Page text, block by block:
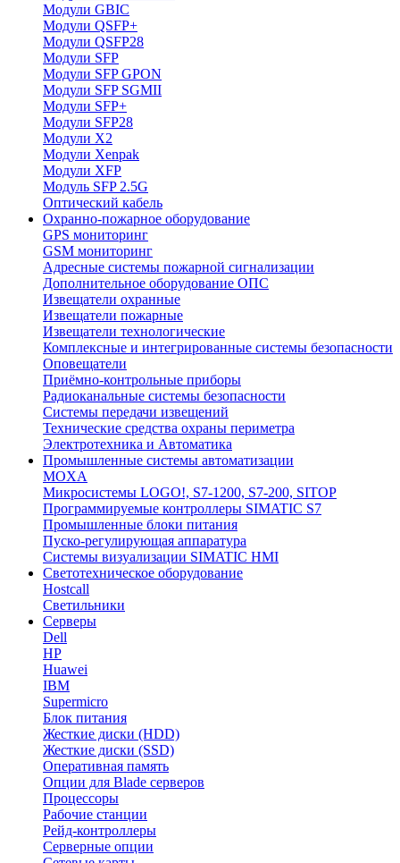
Модули GBIC
Модули QSFP+
Модули QSFP28
Модули SFP
Модули SFP GPON
Модули SFP SGMII
Модули SFP+
Модули SFP28
Модули X2
Модули Xenpak
Модули XFP
Модуль SFP 2.5G
Оптический кабель
Охранно-пожарное оборудование
GPS мониторинг
GSM мониторинг
Адресные системы пожарной сигнализации
Дополнительное оборудование ОПС
Извещатели охранные
Извещатели пожарные
Извещатели технологические
Комплексные и интегрированные системы безопасноcти
Оповещатели
Приёмно-контрольные приборы
Радиоканальные системы безопасности
Системы передачи извещений
Технические средства охраны периметра
Электротехника и Автоматика
Промышленные системы автоматизации
MOXA
Микросистемы LOGO!, S7-1200, S7-200, SITOP
Программируемые контроллеры SIMATIC S7
Промышленные блоки питания
Пуско-регулирующая аппаратура
Системы визуализации SIMATIC HMI
Светотехническое оборудование
Hostcall
Светильники
Серверы
Dell
HP
Huawei
IBM
Supermicro
Блок питания
Жесткие диски (HDD)
Жесткие диски (SSD)
Оперативная память
Опции для Blade серверов
Процессоры
Рабочие станции
Рейд-контроллеры
Серверные опции